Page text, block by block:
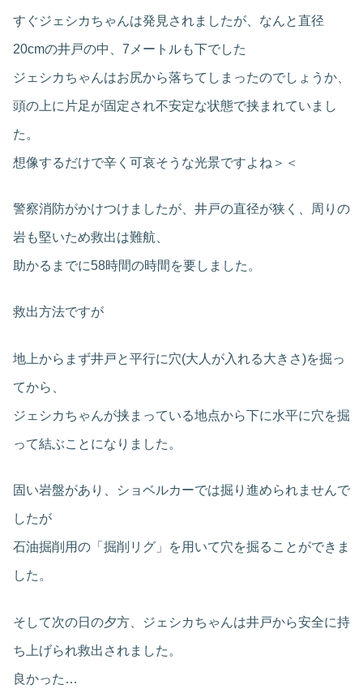
すぐジェシカちゃんは発見されましたが、なんと直径
20cmの井戸の中、7メートルも下でした
ジェシカちゃんはお尻から落ちてしまったのでしょうか、
頭の上に片足が固定され不安定な状態で挟まれていまし
た。
想像するだけで辛く可哀そうな光景ですよね＞＜
警察消防がかけつけましたが、井戸の直径が狭く、周りの
岩も堅いため救出は難航、
助かるまでに58時間の時間を要しました。
救出方法ですが
地上からまず井戸と平行に穴(大人が入れる大きさ)を掘っ
てから、
ジェシカちゃんが挟まっている地点から下に水平に穴を掘
って結ぶことになりました。
固い岩盤があり、ショベルカーでは掘り進められませんで
したが
石油掘削用の「掘削リグ」を用いて穴を掘ることができま
した。
そして次の日の夕方、ジェシカちゃんは井戸から安全に持
ち上げられ救出されました。
良かった…